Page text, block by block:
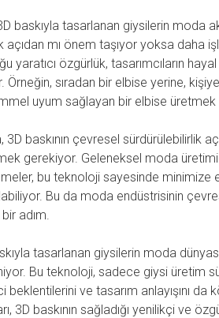
baskıyla tasarlanan giysilerin moda
açıdan mı önem taşıyor yoksa daha
yaratıcı özgürlük, tasarımcıların
Örneğin, sıradan bir elbise yerine,
uyum sağlayan bir elbise üretmek
3D baskının çevresel sürdürülebilirlik
gerekiyor. Geleneksel moda
bu teknoloji sayesinde
Bu da moda endüstrisinin
adım.
tasarlanan giysilerin moda
Bu teknoloji, sadece giysi üretim
beklentilerini ve tasarım anlayışını
3D baskının sağladığı yenilikçi ve